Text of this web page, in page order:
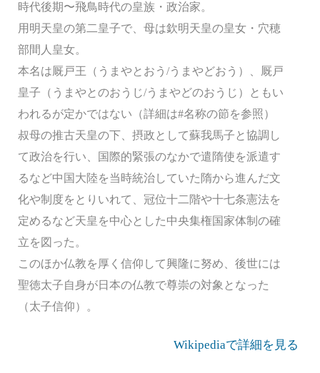
時代後期〜飛鳥時代の皇族・政治家。
用明天皇の第二皇子で、母は欽明天皇の皇女・穴穂
部間人皇女。
本名は厩戸王（うまやとおう/うまやどおう）、厩戸
皇子（うまやとのおうじ/うまやどのおうじ）ともい
われるが定かではない（詳細は#名称の節を参照）
叔母の推古天皇の下、摂政として蘇我馬子と協調し
て政治を行い、国際的緊張のなかで遣隋使を派遣す
るなど中国大陸を当時統治していた隋から進んだ文
化や制度をとりいれて、冠位十二階や十七条憲法を
定めるなど天皇を中心とした中央集権国家体制の確
立を図った。
このほか仏教を厚く信仰して興隆に努め、後世には
聖徳太子自身が日本の仏教で尊崇の対象となった
（太子信仰）。
Wikipediaで詳細を見る